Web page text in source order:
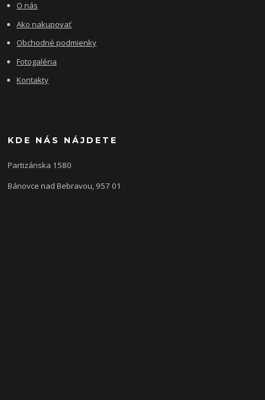
O nás
Ako nakupovať
Obchodné podmienky
Fotogaléria
Kontakty
KDE NÁS NÁJDETE
Partizánska 1580
Bánovce nad Bebravou, 957 01